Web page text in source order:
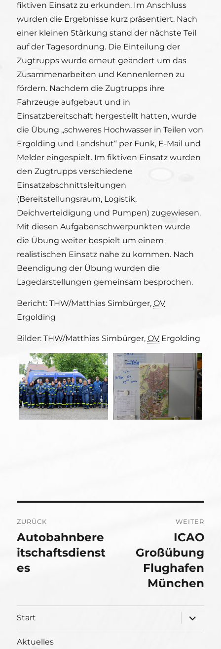
fiktiven Einsatz zu erkunden. Im Anschluss
wurden die Ergebnisse kurz präsentiert. Nach
einer kleinen Stärkung stand der nächste Teil
auf der Tagesordnung. Die Einteilung der
Zugtrupps wurde erneut geändert um das
Zusammenarbeiten und Kennenlernen zu
fördern. Nachdem die Zugtrupps ihre
Fahrzeuge aufgebaut und in
Einsatzbereitschaft hergestellt​ hatten, wurde
die Übung „schweres Hochwasser in Teilen von
Ergolding und Landshut“ per Funk, E-Mail und
Melder eingespielt. Im fiktiven Einsatz wurden
den Zugtrupps verschiedene
Einsatzabschnittsleitungen
(Bereitstellungsraum, Logistik,
Deichverteidigung und Pumpen) zugewiesen.
Mit diesen Aufgabenschwerpunkten wurde
die Übung weiter bespielt um einem
realistischen Einsatz nahe zu kommen. Nach
Beendigung der Übung wurden die
Lagedarstellungen gemeinsam besprochen.
Bericht: THW/Matthias Simbürger,OV
Ergolding
Bilder: THW/Matthias Simbürger,OV Ergolding
ZURÜCK
Vorheriger
Beitrag:
Autobahnbere
itschaftsdienst
es
WEITER
Beitrag:
ICAO
Großübung
Flughafen
München
Start
öffnen
Aktuelles